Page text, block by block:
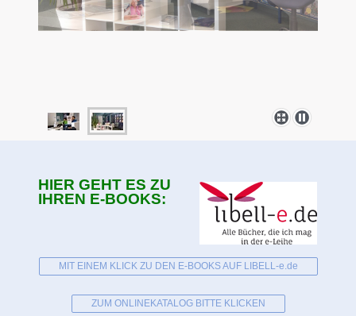
HIER GEHT ES ZU
IHREN E-BOOKS:
MIT EINEM KLICK ZU DEN E-BOOKS AUF LIBELL-e.de
ZUM ONLINEKATALOG BITTE KLICKEN